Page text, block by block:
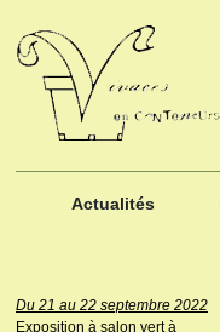
Actualités
Le 04 et 05 octobre 2022
Portes ouvertes de la
pépinière : Visite des
cultures, découverte des
nouveautés. Le rendez-vous
des passionnés Le mardi 04
octobre 2022. Le mercredi 05
Du 21 au 22 septembre 2022
Exposition à salon vert à